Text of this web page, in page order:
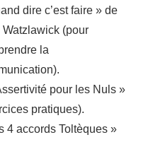
dire c’est faire » de
Watzlawick (pour
la
pour les Nuls »
pratiques).
4 accords Toltèques »